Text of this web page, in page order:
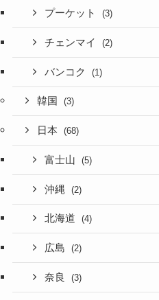
プーケット (3)
チェンマイ (2)
バンコク (1)
韓国 (3)
日本 (68)
富士山 (5)
沖縄 (2)
北海道 (4)
広島 (2)
奈良 (3)